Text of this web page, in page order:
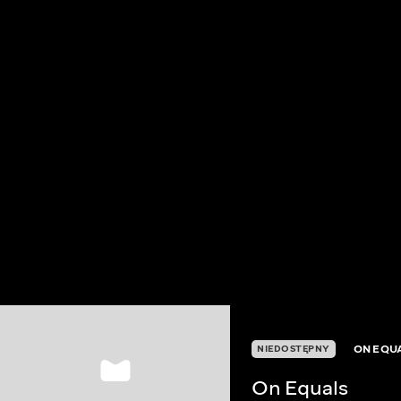
NIEDOSTĘPNY ON
On Equals